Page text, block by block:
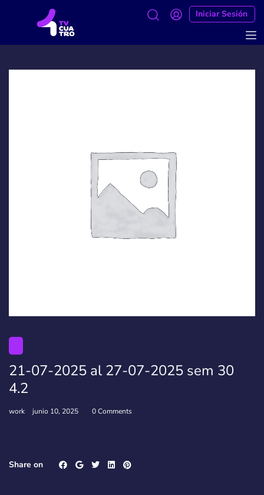
Iniciar Sesión
21-07-2025 al 27-07-2025 sem 30
4.2
work junio 10, 2025 0 Comments
Share on